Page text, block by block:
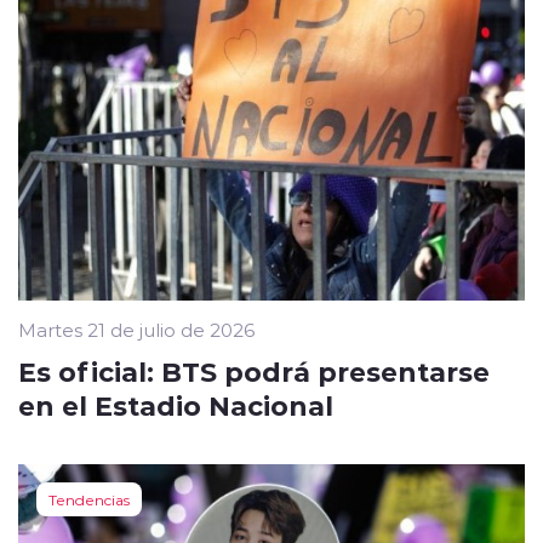
Martes 21 de julio de 2026
Es oficial: BTS podrá presentarse
en el Estadio Nacional
Tendencias